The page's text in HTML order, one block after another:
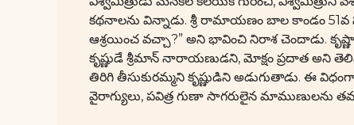
కథనాలను విన్నాడు. శ్రీ రామాయణం బాల కాండం 51వ
ఆశ్రయించ వచ్చా?” అని భావించి నిరాశ చెందాడు.
కృష్ణుడే శ్రీమాన్ నారాయణుడని, మోక్షం ప్రదాత అని
తిరిగి తీసుకురమ్మని కృష్ణుడిని అడుగుతాడు. ఈ
వైరాగ్యులు, పవిత్ర గుణా సాగరులైన మాముణులను